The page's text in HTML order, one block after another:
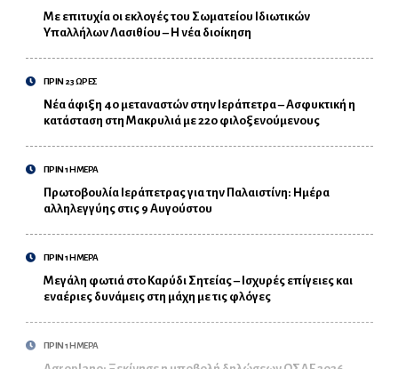
Με επιτυχία οι εκλογές του Σωματείου Ιδιωτικών
Υπαλλήλων Λασιθίου – Η νέα διοίκηση
ΠΡΙΝ 23 ΩΡΕΣ
Νέα άφιξη 40 μεταναστών στην Ιεράπετρα – Ασφυκτική η
κατάσταση στη Μακρυλιά με 220 φιλοξενούμενους
ΠΡΙΝ 1 ΗΜΕΡΑ
Πρωτοβουλία Ιεράπετρας για την Παλαιστίνη: Ημέρα
αλληλεγγύης στις 9 Αυγούστου
ΠΡΙΝ 1 ΗΜΕΡΑ
Μεγάλη φωτιά στο Καρύδι Σητείας – Ισχυρές επίγειες και
εναέριες δυνάμεις στη μάχη με τις φλόγες
ΠΡΙΝ 1 ΗΜΕΡΑ